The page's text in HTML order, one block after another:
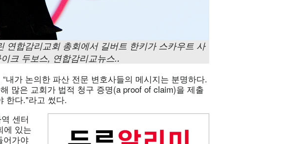
연합감리교회 총회에서 길버트 한키가 스카우트 사
크 두보스, 연합감리교뉴스..
내가 논의한 파산 전문 변호사들의 메시지는 분명하다.
많은 교회가 법적 청구 증명(a proof of claim)을 제출
한다."라고 썼다.
센터
에 있는
어가야